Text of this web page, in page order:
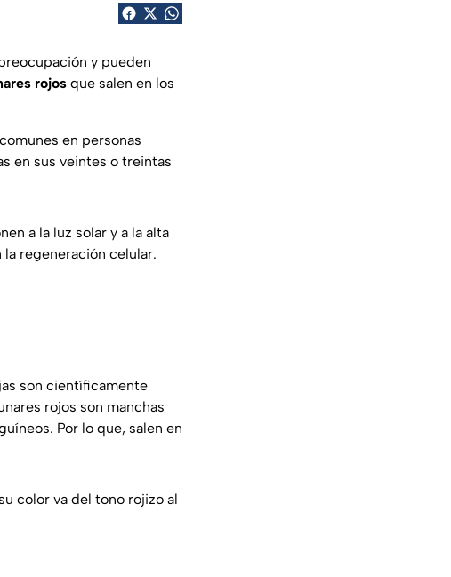
y pueden
rojos que salen en los
en personas
en sus veintes o treintas
a la luz solar y a la alta
regeneración celular.
son científicamente
rojos son manchas
Por lo que, salen en
color va del tono rojizo al